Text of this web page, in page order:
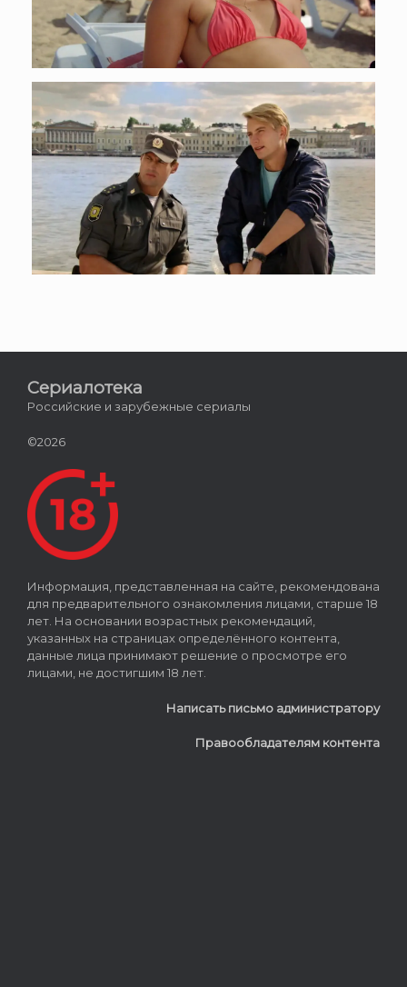
Сериалотека
Российские и зарубежные сериалы
©2026
Информация, представленная на сайте, рекомендована
для предварительного ознакомления лицами, старше 18
лет. На основании возрастных рекомендаций,
указанных на страницах определённого контента,
данные лица принимают решение о просмотре его
лицами, не достигшим 18 лет.
Написать письмо администратору
Правообладателям контента